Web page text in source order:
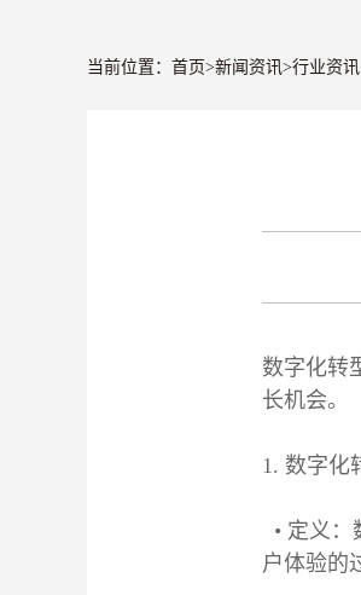
当前位置： 首页>新闻资讯>行业资讯
数字化转
长机会。
1. 数字化
• 定义
户体验的